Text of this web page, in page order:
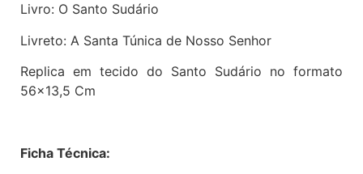
Livro: O Santo Sudário
Livreto: A Santa Túnica de Nosso Senhor
Replica em tecido do Santo Sudário no formato
56×13,5 Cm
Ficha Técnica: